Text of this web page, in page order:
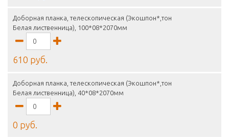
Доборная планка, телескопическая (Экошпон*,тон
Белая лиственница), 100*08*2070мм
610 руб.
Доборная планка, телескопическая (Экошпон*,тон
Белая лиственница), 40*08*2070мм
0 руб.